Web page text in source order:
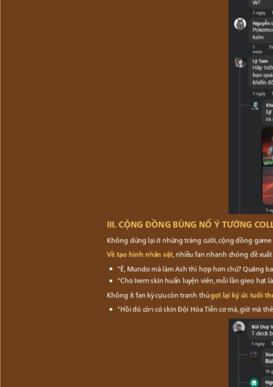
III. CỘNG ĐỒNG BÙNG NỔ Ý TƯỞNG
Không dừng lại ở những tràng cười, cộng đồng
Về tạo hình nhân vật, nhiều fan nhanh chóng đề
“Ê, Mundo mà làm Ash thì hợp hơn chứ? Quăng
“Cho Ivern skin huấn luyện viên, mỗi lần gieo hạt
Không ít fan kỳ cựu còn tranh thủgợi lại ký ức tuổi
"Hồi đó còn có skin Đội Hỏa Tiễn cơ mà, giờ mà